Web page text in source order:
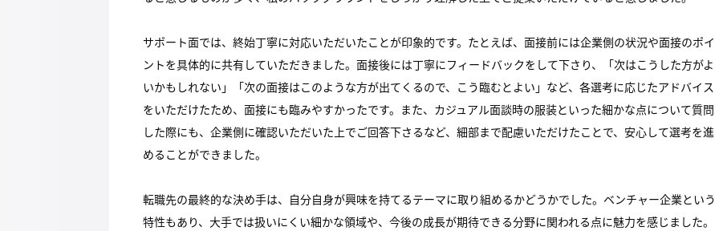
サポート面では、終始丁寧に対応いただいたことが印象的です。たとえば、面接前には企業側の状況や面接のポイ
ントを具体的に共有していただきました。面接後には丁寧にフィードバックをして下さり、「次はこうした方がよ
いかもしれない」「次の面接はこのような方が出てくるので、こう臨むとよい」など、各選考に応じたアドバイス
をいただけたため、面接にも臨みやすかったです。また、カジュアル面談時の服装といった細かな点について質問
した際にも、企業側に確認いただいた上でご回答下さるなど、細部まで配慮いただけたことで、安心して選考を進
めることができました。
転職先の最終的な決め手は、自分自身が興味を持てるテーマに取り組めるかどうかでした。ベンチャー企業という
特性もあり、大手では扱いにくい細かな領域や、今後の成長が期待できる分野に関われる点に魅力を感じました。